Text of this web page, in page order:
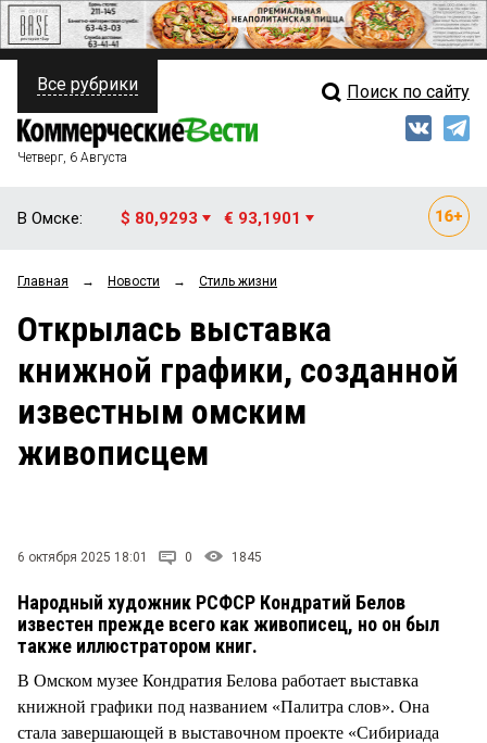
ПОЛИТИКА
ФИНАНСЫ
ОБЩЕСТВО
ЗАКОН
НОВОСТИ КОМПАНИЙ
Свежий выпуск
Рейтинги
Блоги
Архив
Все рубрики Поиск по сайту
Четверг, 6 Августа
В Омске: $ 80,9293 € 93,1901
Главная → Новости → Стиль жизни
Открылась выставка
книжной графики, созданной
известным омским
живописцем
6 октября 2025 18:01 0 1845
Народный художник РСФСР Кондратий Белов
известен прежде всего как живописец, но он был
также иллюстратором книг.
В Омском музее Кондратия Белова работает выставка
книжной графики под названием «Палитра слов». Она
стала завершающей в выставочном проекте «Сибириада